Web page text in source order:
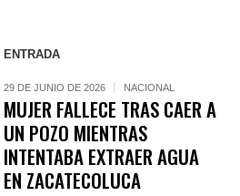
ENTRADA
29 DE JUNIO DE 2026 NACIONAL
MUJER FALLECE TRAS CAER A
UN POZO MIENTRAS
INTENTABA EXTRAER AGUA
EN ZACATECOLUCA